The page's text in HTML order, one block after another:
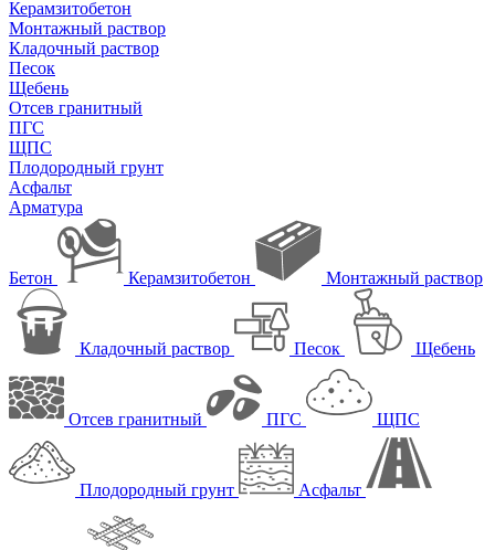
Керамзитобетон
Монтажный раствор
Кладочный раствор
Песок
Щебень
Отсев гранитный
ПГС
ЩПС
Плодородный грунт
Асфальт
Арматура
Бетон Керамзитобетон Монтажный раствор
Кладочный раствор Песок Щебень
Отсев гранитный ПГС ЩПС
Плодородный грунт Асфальт